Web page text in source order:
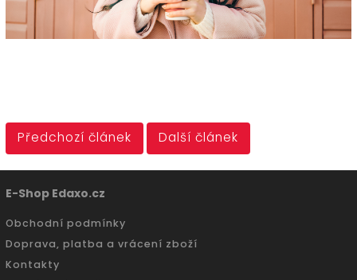
Předchozí článek Další článek
E-Shop Edaxo.cz
Obchodní podmínky
Doprava, platba a vrácení zboží
Kontakty